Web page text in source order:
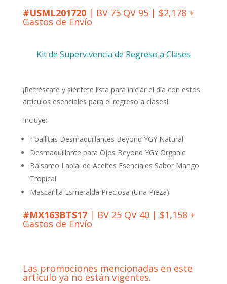
#USML201720| BV 75 QV 95 | $2,178 +
Gastos de Envío
Kit de Supervivencia de Regreso a Clases
¡Refréscate y siéntete lista para iniciar el día con estos
artículos esenciales para el regreso a clases!
Incluye:
Toallitas Desmaquillantes Beyond YGY Natural
Desmaquillante para Ojos Beyond YGY Organic
Bálsamo Labial de Aceites Esenciales Sabor Mango
Tropical
Mascarilla Esmeralda Preciosa (Una Pieza)
#MX163BTS17| BV 25 QV 40 | $1,158 +
Gastos de Envío
Las promociones mencionadas en este
artículo ya no están vigentes.